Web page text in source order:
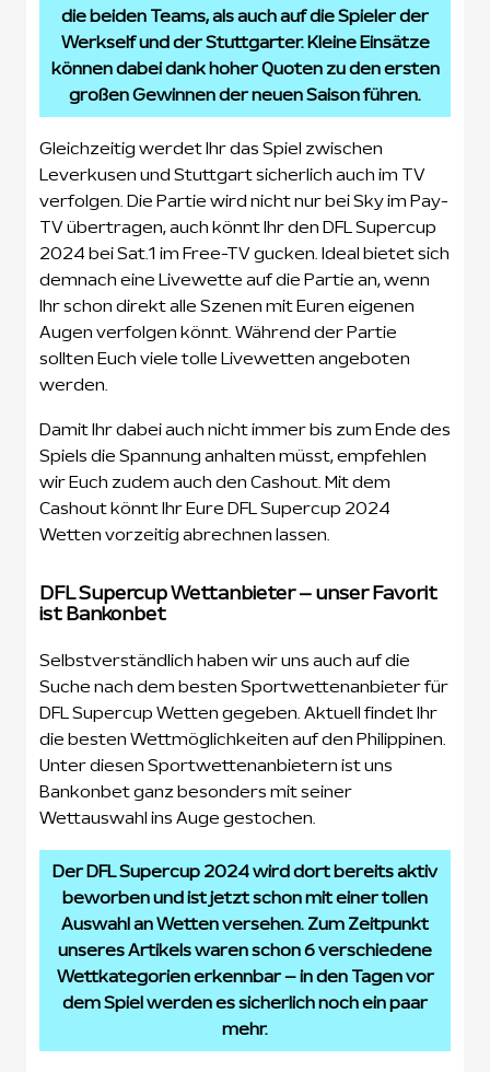
die beiden Teams, als auch auf die Spieler der
Werkself und der Stuttgarter. Kleine Einsätze
können dabei dank hoher Quoten zu den ersten
großen Gewinnen der neuen Saison führen.
Gleichzeitig werdet Ihr das Spiel zwischen
Leverkusen und Stuttgart sicherlich auch im TV
verfolgen. Die Partie wird nicht nur bei Sky im Pay-
TV übertragen, auch könnt Ihr den DFL Supercup
2024 bei Sat.1 im Free-TV gucken. Ideal bietet sich
demnach eine Livewette auf die Partie an, wenn
Ihr schon direkt alle Szenen mit Euren eigenen
Augen verfolgen könnt. Während der Partie
sollten Euch viele tolle Livewetten angeboten
werden.
Damit Ihr dabei auch nicht immer bis zum Ende des
Spiels die Spannung anhalten müsst, empfehlen
wir Euch zudem auch den Cashout. Mit dem
Cashout könnt Ihr Eure DFL Supercup 2024
Wetten vorzeitig abrechnen lassen.
DFL Supercup Wettanbieter – unser Favorit
ist Bankonbet
Selbstverständlich haben wir uns auch auf die
Suche nach dem besten Sportwettenanbieter für
DFL Supercup Wetten gegeben. Aktuell findet Ihr
die besten Wettmöglichkeiten auf den Philippinen.
Unter diesen Sportwettenanbietern ist uns
Bankonbet ganz besonders mit seiner
Wettauswahl ins Auge gestochen.
Der DFL Supercup 2024 wird dort bereits aktiv
beworben und ist jetzt schon mit einer tollen
Auswahl an Wetten versehen. Zum Zeitpunkt
unseres Artikels waren schon 6 verschiedene
Wettkategorien erkennbar – in den Tagen vor
dem Spiel werden es sicherlich noch ein paar
mehr.